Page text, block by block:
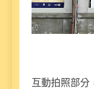
互動拍照部分